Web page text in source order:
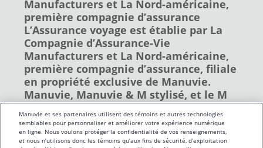
Manufacturers et La Nord-américaine,
première compagnie d’assurance
L’Assurance voyage est établie par La
Compagnie d’Assurance-Vie
Manufacturers et La Nord-américaine,
première compagnie d’assurance, filiale
en propriété exclusive de Manuvie.
Manuvie, Manuvie & M stylisé, et le M
stylisé sont des marques de commerce
de La Compagnie d’Assurance-Vie
Manufacturers et sont utilisés par elle,
Manuvie et ses partenaires utilisent des témoins et autres technologies
semblables pour personnaliser et améliorer votre expérience numérique
en ligne. Nous voulons protéger la confidentialité de vos renseignements,
et nous n’utilisons donc les témoins qu’aux fins de sécurité, d’exploitation